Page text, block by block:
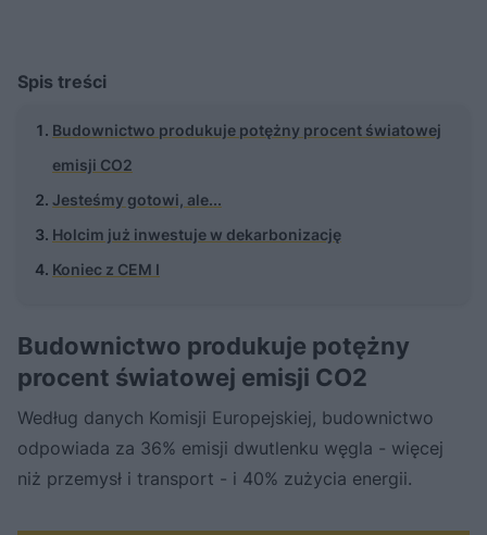
Spis treści
Budownictwo produkuje potężny procent światowej
emisji CO2
Jesteśmy gotowi, ale...
Holcim już inwestuje w dekarbonizację
Koniec z CEM I
Budownictwo produkuje potężny
procent światowej emisji CO2
Według danych Komisji Europejskiej, budownictwo
odpowiada za 36% emisji dwutlenku węgla - więcej
niż przemysł i transport - i 40% zużycia energii.